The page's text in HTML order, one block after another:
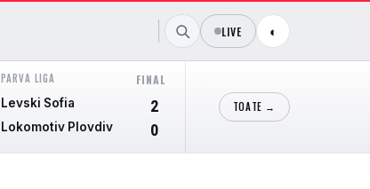
LIVE ◐
PARVA LIGA FINAL
Levski Sofia 2
Lokomotiv Plovdiv 0
Albacete
TOATE →